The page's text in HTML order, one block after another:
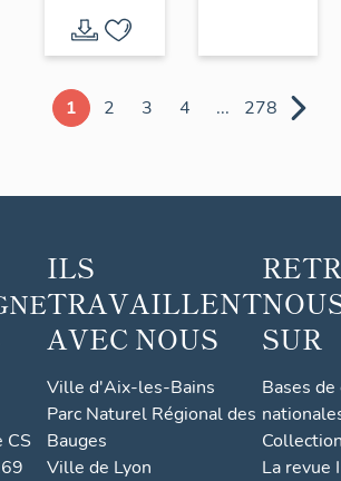
1 2 3 4 ... 278
CS
ILS
TRAVAILLENT
AVEC NOUS
Ville d'Aix-les-Bains
Parc Naturel Régional des
Bauges
Ville de Lyon
SUR
Bases
La revue